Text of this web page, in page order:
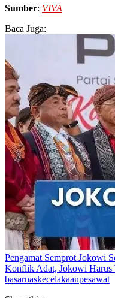
Sumber: VIVA
Baca Juga:
Pengamat Semprot Jokowi
Konflik Adat, Jokowi Harus
basarnaskecelakaanpesawat